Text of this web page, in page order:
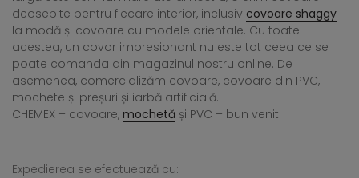
deosebite pentru fiecare interior, inclusiv covoare shaggy
la modă și covoare cu modele orientale. Cu toate
acestea, un covor impresionant nu este tot ceea ce se
poate comanda din magazinul nostru online. De
asemenea, comercializăm covoare, covoare din PVC,
mochete și preșuri și iarbă artificială.
CHEMEX – covoare, mochetă și PVC – bun venit!
Expedierea se efectuează cu: